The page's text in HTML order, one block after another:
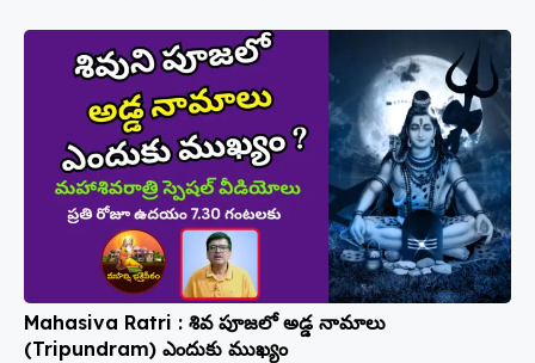
Mahasiva Ratri : శివ పూజలో అడ్డ నామాలు
(Tripundram) ఎందుకు ముఖ్యం